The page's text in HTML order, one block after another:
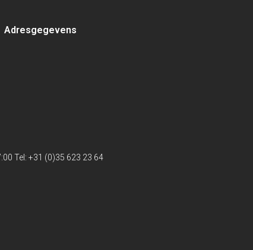
Adresgegevens
Tel: +31 (0)35 623 23 64